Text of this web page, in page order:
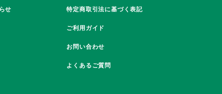
せ 特定商取引法に基づく表記
ご利用ガイド
お問い合わせ
よくあるご質問